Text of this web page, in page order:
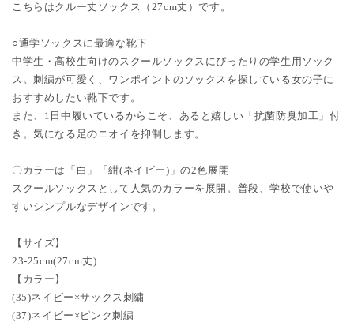
こちらはクルー丈ソックス（27cm丈）です。
○通学ソックスに最適な靴下
中学生・高校生向けのスクールソックスにぴったりの学生用ソック
ス。刺繍が可愛く、ワンポイントのソックスを探している女の子に
おすすめしたい靴下です。
また、1日中履いているからこそ、あると嬉しい「抗菌防臭加工」付
き。気になる足のニオイを抑制します。
〇カラーは「白」「紺(ネイビー)」の2色展開
スクールソックスとして人気のカラーを展開。普段、学校で使いや
すいシンプルなデザインです。
【サイズ】
23-25cm(27cm丈)
【カラー】
(35)ネイビー×サックス刺繍
(37)ネイビー×ピンク刺繍